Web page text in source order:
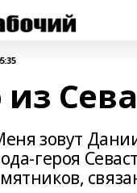
зовут
героя